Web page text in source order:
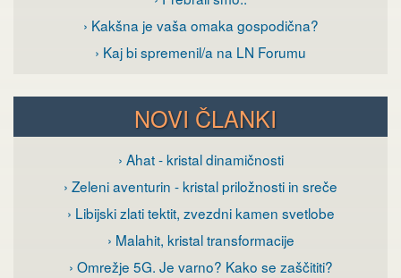
› Kakšna je vaša omaka gospodična?
› Kaj bi spremenil/a na LN Forumu
NOVI ČLANKI
› Ahat - kristal dinamičnosti
› Zeleni aventurin - kristal priložnosti in sreče
› Libijski zlati tektit, zvezdni kamen svetlobe
› Malahit, kristal transformacije
› Omrežje 5G. Je varno? Kako se zaščititi?